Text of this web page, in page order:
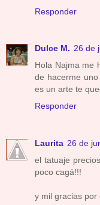
Responder
Dulce M. 26 de
Hola Najma me
de hacerme
es un arte te
Responder
Laurita 26 de
el tatuaje
poco cagá!!!
y mil gracias por